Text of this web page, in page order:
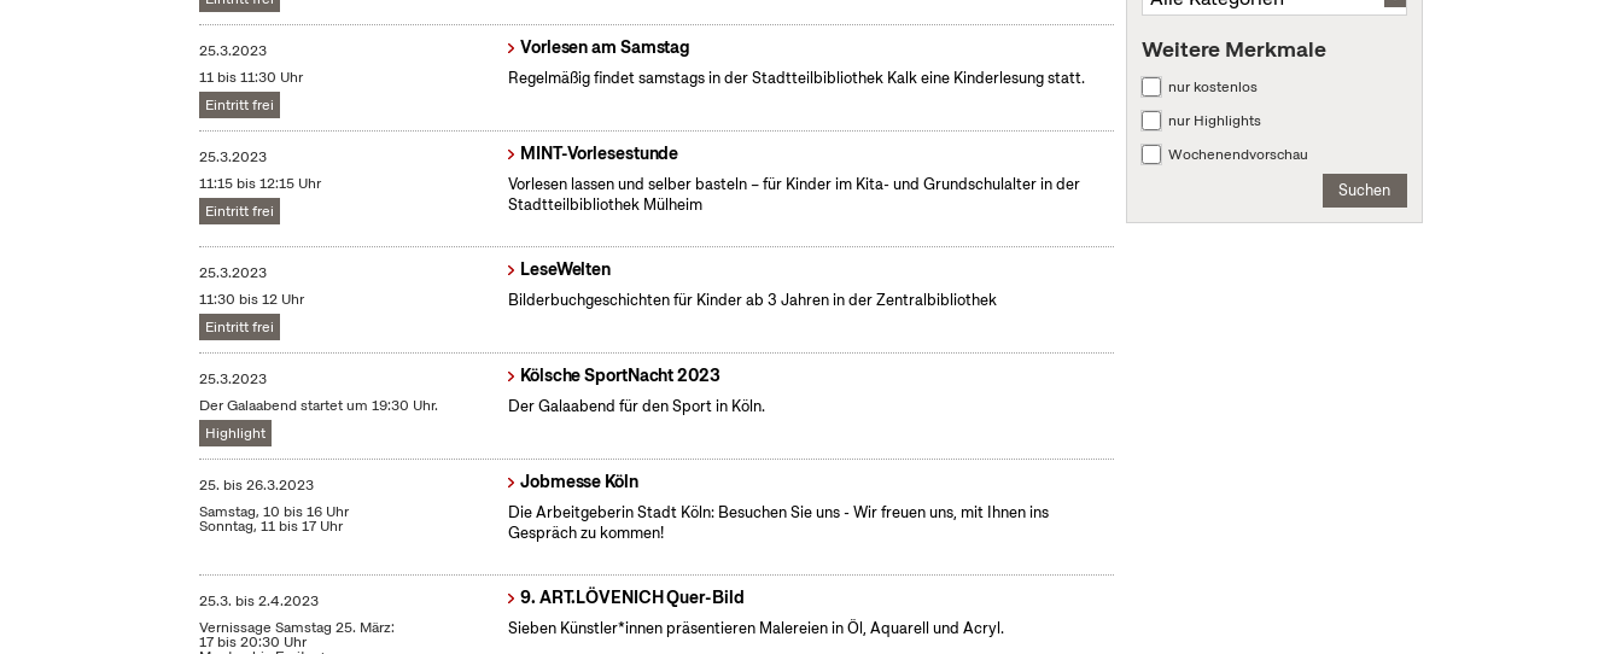
25.3.2023
11 bis 11:30 Uhr
Eintritt frei
Vorlesen am Samstag
Regelmäßig findet samstags in der Stadtteilbibliothek Kalk eine Kinderlesung statt.
25.3.2023
11:15 bis 12:15 Uhr
Eintritt frei
MINT-Vorlesestunde
Vorlesen lassen und selber basteln – für Kinder im Kita- und Grundschulalter in der
Stadtteilbibliothek Mülheim
25.3.2023
11:30 bis 12 Uhr
Eintritt frei
LeseWelten
Bilderbuchgeschichten für Kinder ab 3 Jahren in der Zentralbibliothek
25.3.2023
Der Galaabend startet um 19:30 Uhr.
Highlight
Kölsche SportNacht 2023
Der Galaabend für den Sport in Köln.
25. bis26.3.2023
Samstag, 10 bis 16 Uhr
Sonntag, 11 bis 17 Uhr
Jobmesse Köln
Die Arbeitgeberin Stadt Köln: Besuchen Sie uns - Wir freuen uns, mit Ihnen ins
Gespräch zu kommen!
25.3. bis2.4.2023
Vernissage Samstag 25. März:
17 bis 20:30 Uhr
9. ART.LÖVENICH Quer-Bild
Sieben Künstler*innen präsentieren Malereien in Öl, Aquarell und Acryl.
Weitere Merkmale
nur kostenlos
nur Highlights
Wochenendvorschau
Suchen